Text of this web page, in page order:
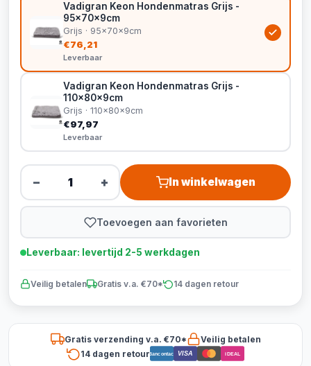
Vadigran Keon Hondenmatras Grijs -
95x70x9cm
Grijs · 95x70x9cm
€76,21
Leverbaar
Vadigran Keon Hondenmatras Grijs -
110x80x9cm
Grijs · 110x80x9cm
€97,97
Leverbaar
− + In winkelwagen
Toevoegen aan favorieten
Leverbaar: levertijd 2-5 werkdagen
Veilig betalen Gratis v.a. €70* 14 dagen retour
Gratis verzending v.a. €70*
Veilig betalen
14 dagen retourBancontact VISA iDEAL